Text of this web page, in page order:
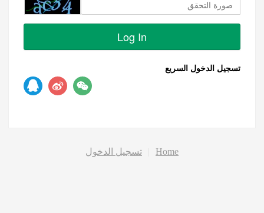
Log In
تسجيل الدخول السريع
Home تسجيل الدخول